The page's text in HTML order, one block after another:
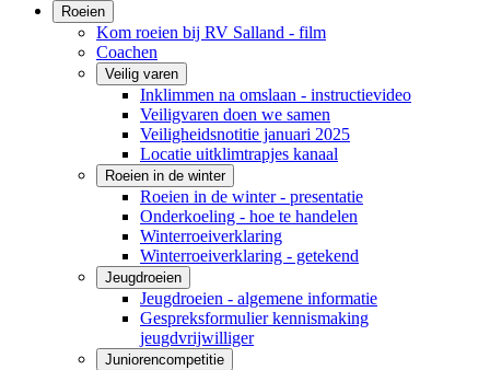
Roeien
Kom roeien bij RV Salland - film
Coachen
Veilig varen
Inklimmen na omslaan - instructievideo
Veiligvaren doen we samen
Veiligheidsnotitie januari 2025
Locatie uitklimtrapjes kanaal
Roeien in de winter
Roeien in de winter - presentatie
Onderkoeling - hoe te handelen
Winterroeiverklaring
Winterroeiverklaring - getekend
Jeugdroeien
Jeugdroeien - algemene informatie
Gespreksformulier kennismaking
jeugdvrijwilliger
Juniorencompetitie